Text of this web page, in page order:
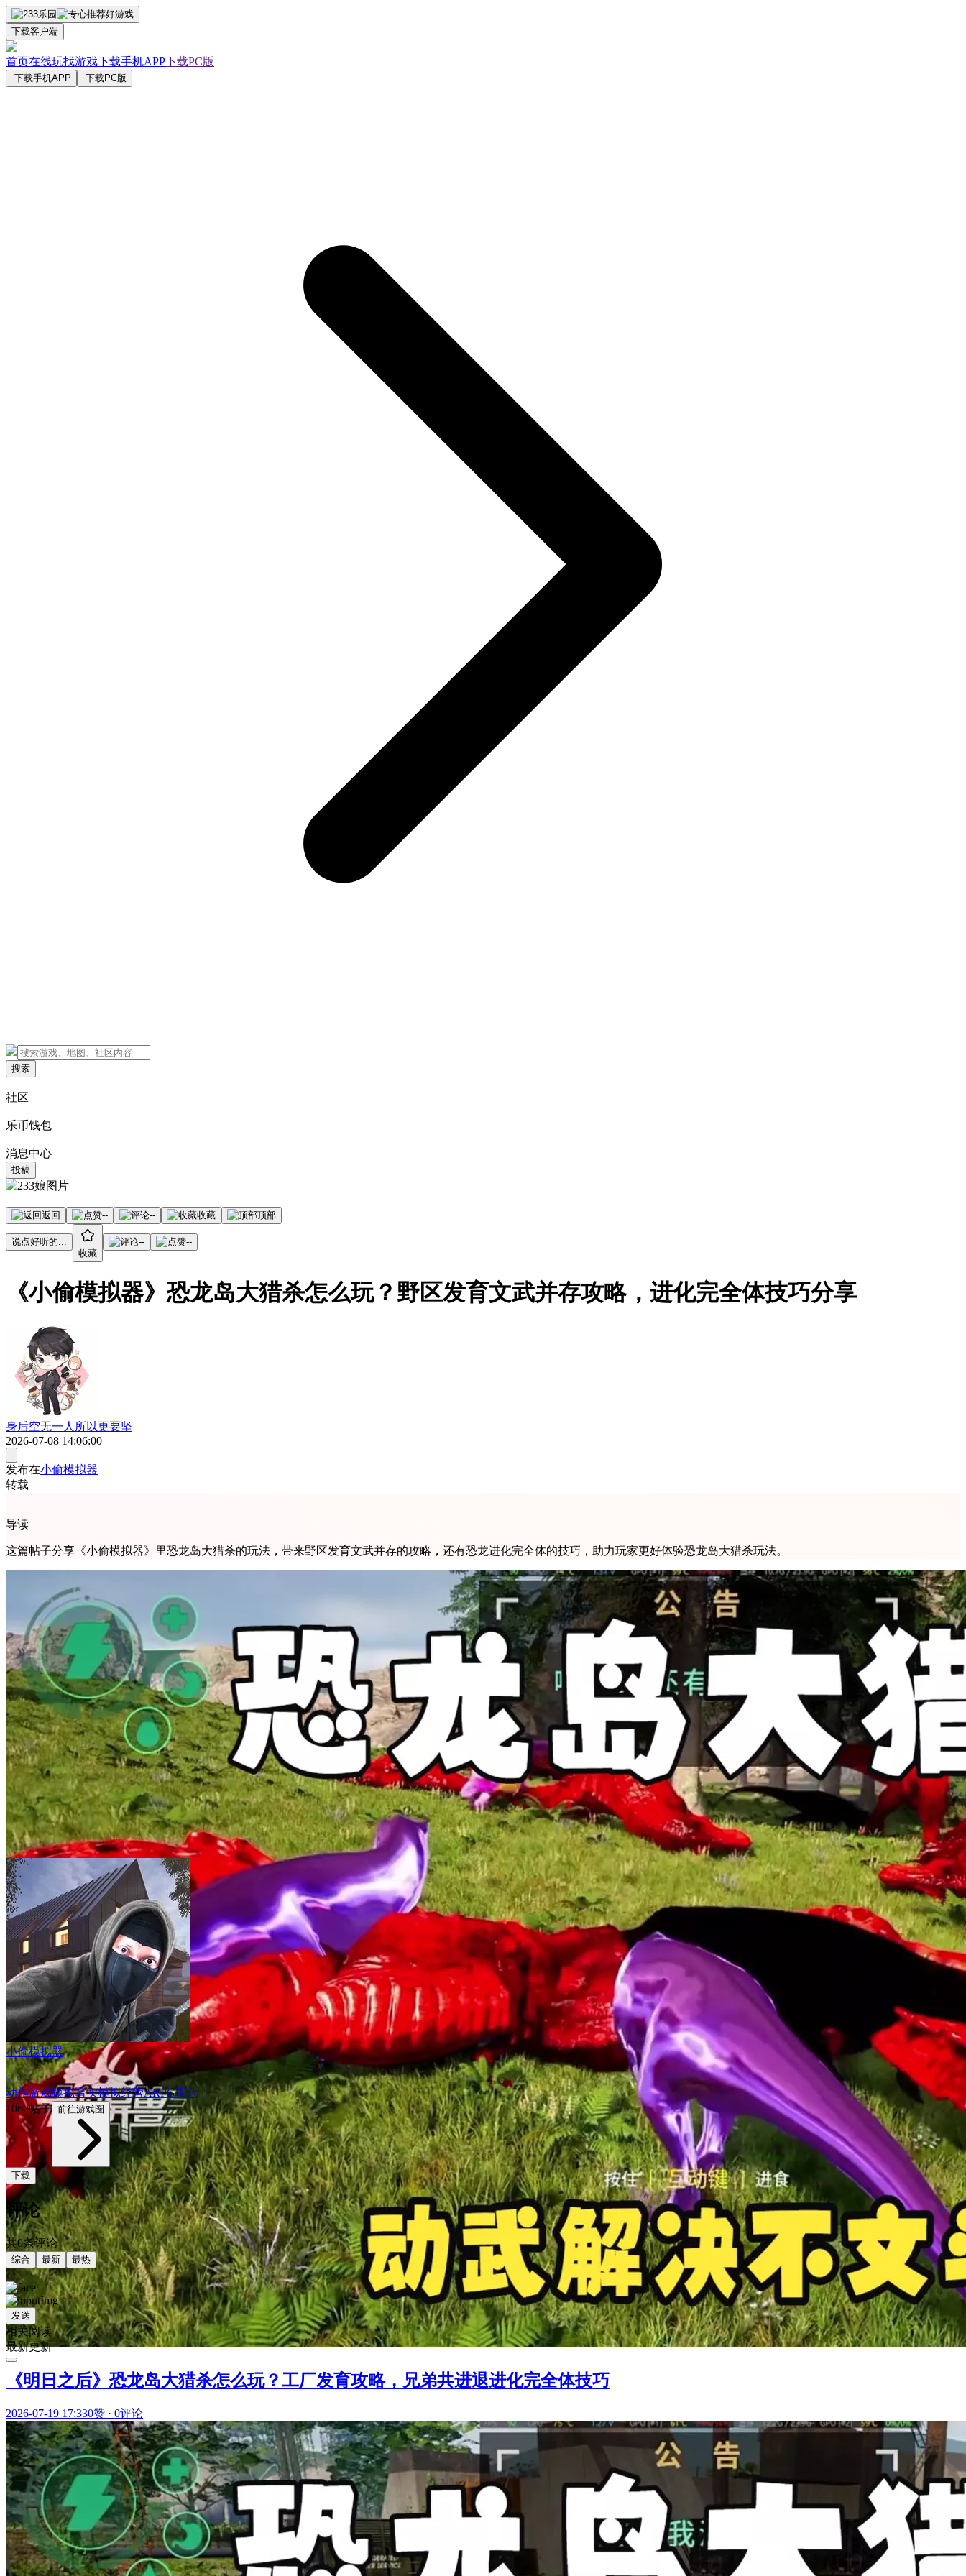
下载客户端
首页在线玩找游戏下载手机APP下载PC版
下载手机APP 下载PC版
搜索
社区
乐币钱包
消息中心
投稿
返回 -- -- 收藏 顶部
说点好听的...
收藏
-- --
《小偷模拟器》恐龙岛大猎杀怎么玩？野区发育文武并存攻略，进化完全体技巧分享
身后空无一人所以更要坚
2026-07-08 14:06:00
发布在小偷模拟器
转载
导读
这篇帖子分享《小偷模拟器》里恐龙岛大猎杀的玩法，带来野区发育文武并存的攻略，还有恐龙进化完全体的技巧，助力玩家更好体验恐龙岛大猎杀玩法。
小偷模拟器
6.7
动作游戏模拟写实模拟经营ARPG现代
1060帖子 前往游戏圈
下载
评论
共0条评论
综合 最新 最热
发送
相关阅读
最新更新
《明日之后》恐龙岛大猎杀怎么玩？工厂发育攻略，兄弟共进退进化完全体技巧
2026-07-19 17:330赞 · 0评论